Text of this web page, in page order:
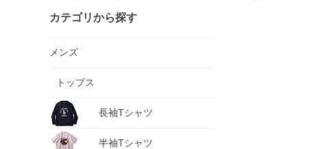
カテゴリから探す
メンズ
トップス
長袖Tシャツ
半袖Tシャツ